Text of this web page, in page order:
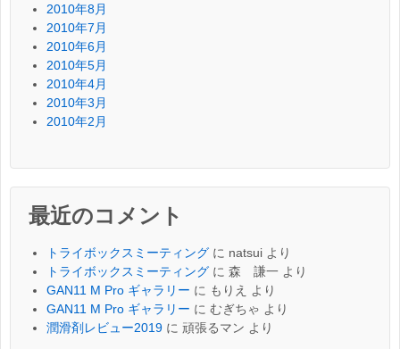
2010年8月
2010年7月
2010年6月
2010年5月
2010年4月
2010年3月
2010年2月
最近のコメント
トライボックスミーティング に natsui より
トライボックスミーティング に 森 謙一 より
GAN11 M Pro ギャラリー に もりえ
より
GAN11 M Pro ギャラリー に むぎちゃ より
潤滑剤レビュー2019 に 頑張るマン より